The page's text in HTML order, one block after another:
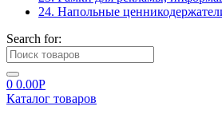
24. Напольные
Search for:
0 0.00Р
Каталог товаров